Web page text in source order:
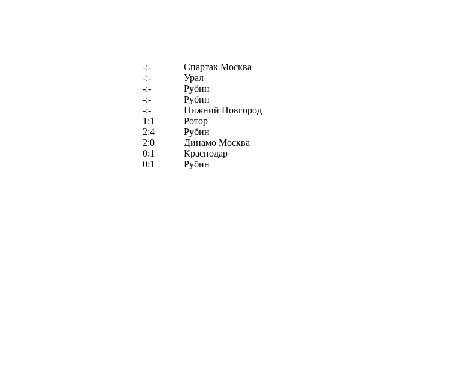
-:-
Спартак Москва
-:-
Урал
-:-
Рубин
-:-
Рубин
-:-
Нижний Новгород
1:1
Ротор
2:4
Рубин
2:0
Динамо Москва
0:1
Краснодар
0:1
Рубин